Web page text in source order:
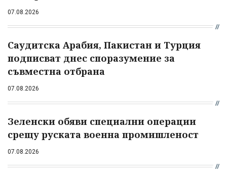
07.08.2026
Саудитска Арабия, Пакистан и Турция
подписват днес споразумение за
съвместна отбрана
07.08.2026
Зеленски обяви специални операции
срещу руската военна промишленост
07.08.2026